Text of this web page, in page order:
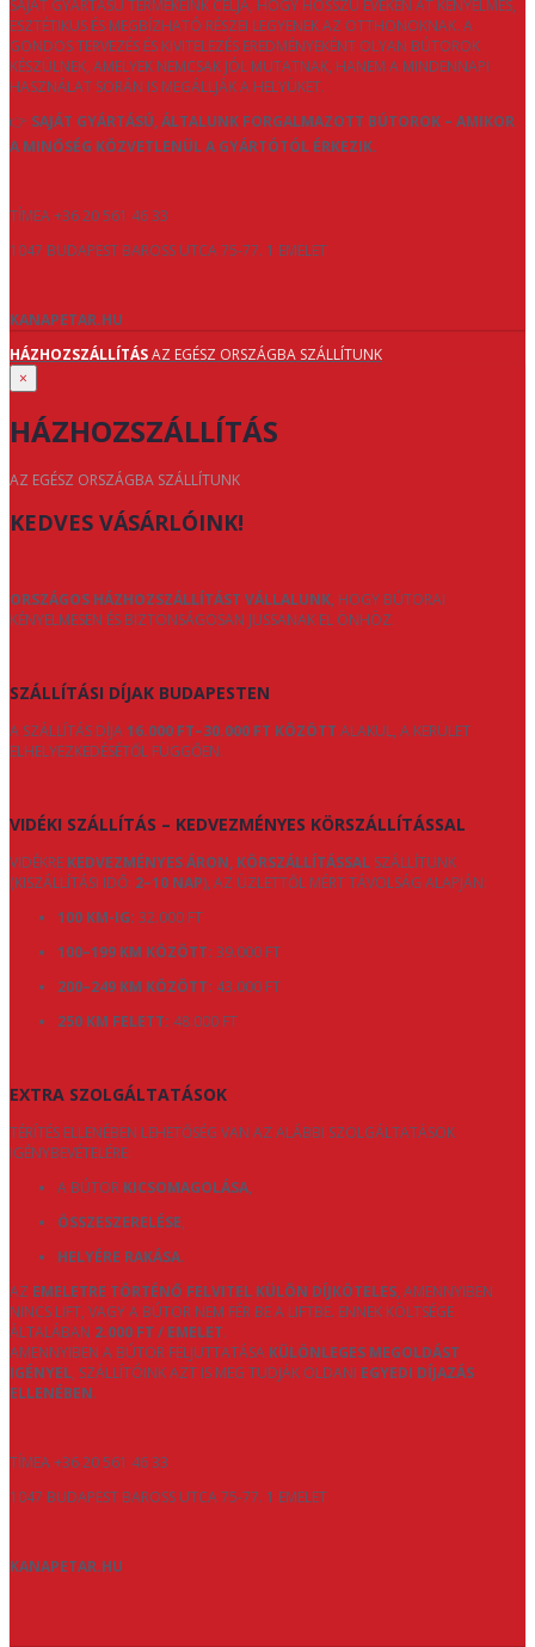
SAJÁT GYÁRTÁSÚ TERMÉKEINK CÉLJA, HOGY HOSSZÚ ÉVEKEN ÁT KÉNYELMES,
ESZTÉTIKUS ÉS MEGBÍZHATÓ RÉSZEI LEGYENEK AZ OTTHONOKNAK. A
GONDOS TERVEZÉS ÉS KIVITELEZÉS EREDMÉNYEKÉNT OLYAN BÚTOROK
KÉSZÜLNEK, AMELYEK NEMCSAK JÓL MUTATNAK, HANEM A MINDENNAPI
HASZNÁLAT SORÁN IS MEGÁLLJÁK A HELYÜKET.
👉 SAJÁT GYÁRTÁSÚ, ÁLTALUNK FORGALMAZOTT BÚTOROK – AMIKOR
A MINŐSÉG KÖZVETLENÜL A GYÁRTÓTÓL ÉRKEZIK.
TÍMEA +36 20 561 46 33
1047 BUDAPEST BAROSS UTCA 75-77. 1 EMELET
KANAPETAR.HU
HÁZHOZSZÁLLÍTÁSAZ EGÉSZ ORSZÁGBA SZÁLLÍTUNK
×
HÁZHOZSZÁLLÍTÁS
AZ EGÉSZ ORSZÁGBA SZÁLLÍTUNK
KEDVES VÁSÁRLÓINK!
ORSZÁGOS HÁZHOZSZÁLLÍTÁST VÁLLALUNK, HOGY BÚTORAI
KÉNYELMESEN ÉS BIZTONSÁGOSAN JUSSANAK EL ÖNHÖZ.
SZÁLLÍTÁSI DÍJAK BUDAPESTEN
A SZÁLLÍTÁS DÍJA16.000 FT–30.000 FT KÖZÖTT ALAKUL, A KERÜLET
ELHELYEZKEDÉSÉTŐL FÜGGŐEN.
VIDÉKI SZÁLLÍTÁS – KEDVEZMÉNYES KÖRSZÁLLÍTÁSSAL
VIDÉKRE KEDVEZMÉNYES ÁRON, KÖRSZÁLLÍTÁSSAL SZÁLLÍTUNK
(KISZÁLLÍTÁSI IDŐ: 2–10 NAP), AZ ÜZLETTŐL MÉRT TÁVOLSÁG ALAPJÁN:
100 KM-IG: 32.000 FT
100–199 KM KÖZÖTT: 39.000 FT
200–249 KM KÖZÖTT: 43.000 FT
250 KM FELETT: 48.000 FT
EXTRA SZOLGÁLTATÁSOK
TÉRÍTÉS ELLENÉBEN LEHETŐSÉG VAN AZ ALÁBBI SZOLGÁLTATÁSOK
IGÉNYBEVÉTELÉRE:
A BÚTOR KICSOMAGOLÁSA,
ÖSSZESZERELÉSE,
HELYÉRE RAKÁSA.
AZ EMELETRE TÖRTÉNŐ FELVITEL KÜLÖN DÍJKÖTELES, AMENNYIBEN
NINCS LIFT, VAGY A BÚTOR NEM FÉR BE A LIFTBE. ENNEK KÖLTSÉGE
ÁLTALÁBAN 2.000 FT / EMELET.
AMENNYIBEN A BÚTOR FELJUTTATÁSA KÜLÖNLEGES MEGOLDÁST
IGÉNYEL, SZÁLLÍTÓINK AZT IS MEG TUDJÁK OLDANI EGYEDI DÍJAZÁS
ELLENÉBEN.
TÍMEA +36 20 561 46 33
1047 BUDAPEST BAROSS UTCA 75-77. 1 EMELET
KANAPETAR.HU